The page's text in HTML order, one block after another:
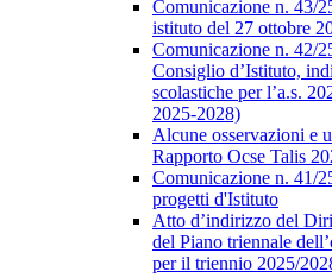
Comunicazione n. 43/
istituto del 27 ottobre
Comunicazione n. 42/
Consiglio d’Istituto,
scolastiche per l’a.s.
2025-2028)
Alcune osservazioni e
Rapporto Ocse Talis
Comunicazione n. 41/
progetti d'Istituto
Atto d’indirizzo del
del Piano triennale
per il triennio 2025/